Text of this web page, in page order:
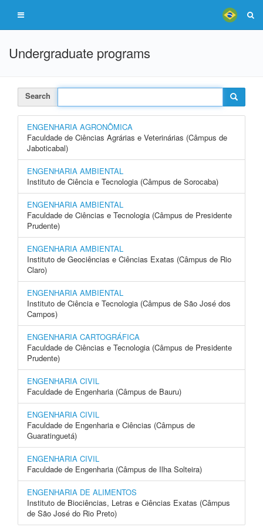
Undergraduate programs
Search
ENGENHARIA AGRONÔMICA
Faculdade de Ciências Agrárias e Veterinárias (Câmpus de
Jaboticabal)
ENGENHARIA AMBIENTAL
Instituto de Ciência e Tecnologia (Câmpus de Sorocaba)
ENGENHARIA AMBIENTAL
Faculdade de Ciências e Tecnologia (Câmpus de Presidente
Prudente)
ENGENHARIA AMBIENTAL
Instituto de Geociências e Ciências Exatas (Câmpus de Rio
Claro)
ENGENHARIA AMBIENTAL
Instituto de Ciência e Tecnologia (Câmpus de São José dos
Campos)
ENGENHARIA CARTOGRÁFICA
Faculdade de Ciências e Tecnologia (Câmpus de Presidente
Prudente)
ENGENHARIA CIVIL
Faculdade de Engenharia (Câmpus de Bauru)
ENGENHARIA CIVIL
Faculdade de Engenharia e Ciências (Câmpus de
Guaratinguetá)
ENGENHARIA CIVIL
Faculdade de Engenharia (Câmpus de Ilha Solteira)
ENGENHARIA DE ALIMENTOS
Instituto de Biociências, Letras e Ciências Exatas (Câmpus
de São José do Rio Preto)